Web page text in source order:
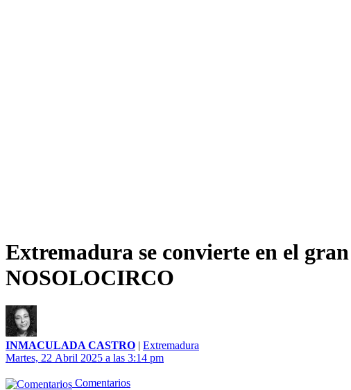
Extremadura se convierte en el
NOSOLOCIRCO
INMACULADA CASTRO | Extremadura
Martes, 22 Abril 2025 a las 3:14 pm
Comentarios